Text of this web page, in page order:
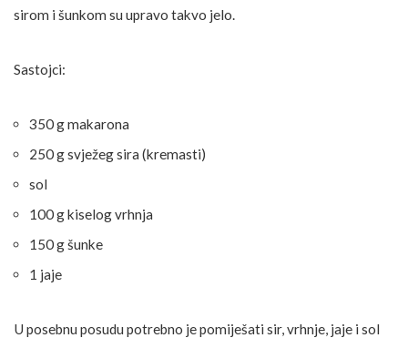
sirom i šunkom su upravo takvo jelo.
Sastojci:
350 g makarona
250 g svježeg sira (kremasti)
sol
100 g kiselog vrhnja
150 g šunke
1 jaje
U posebnu posudu potrebno je pomiješati sir, vrhnje, jaje i sol